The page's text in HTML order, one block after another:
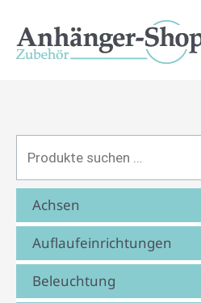
Inhalt
springen
nach:
Achsen
Auflaufeinrichtungen
Beleuchtung